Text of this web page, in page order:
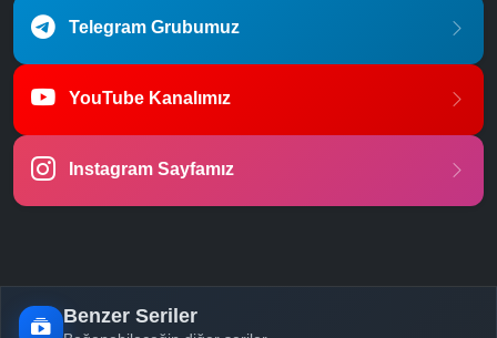
Telegram Grubumuz
YouTube Kanalımız
Instagram Sayfamız
Benzer Seriler